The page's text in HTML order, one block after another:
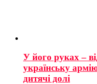
У його руках –
українську
дитячі долі